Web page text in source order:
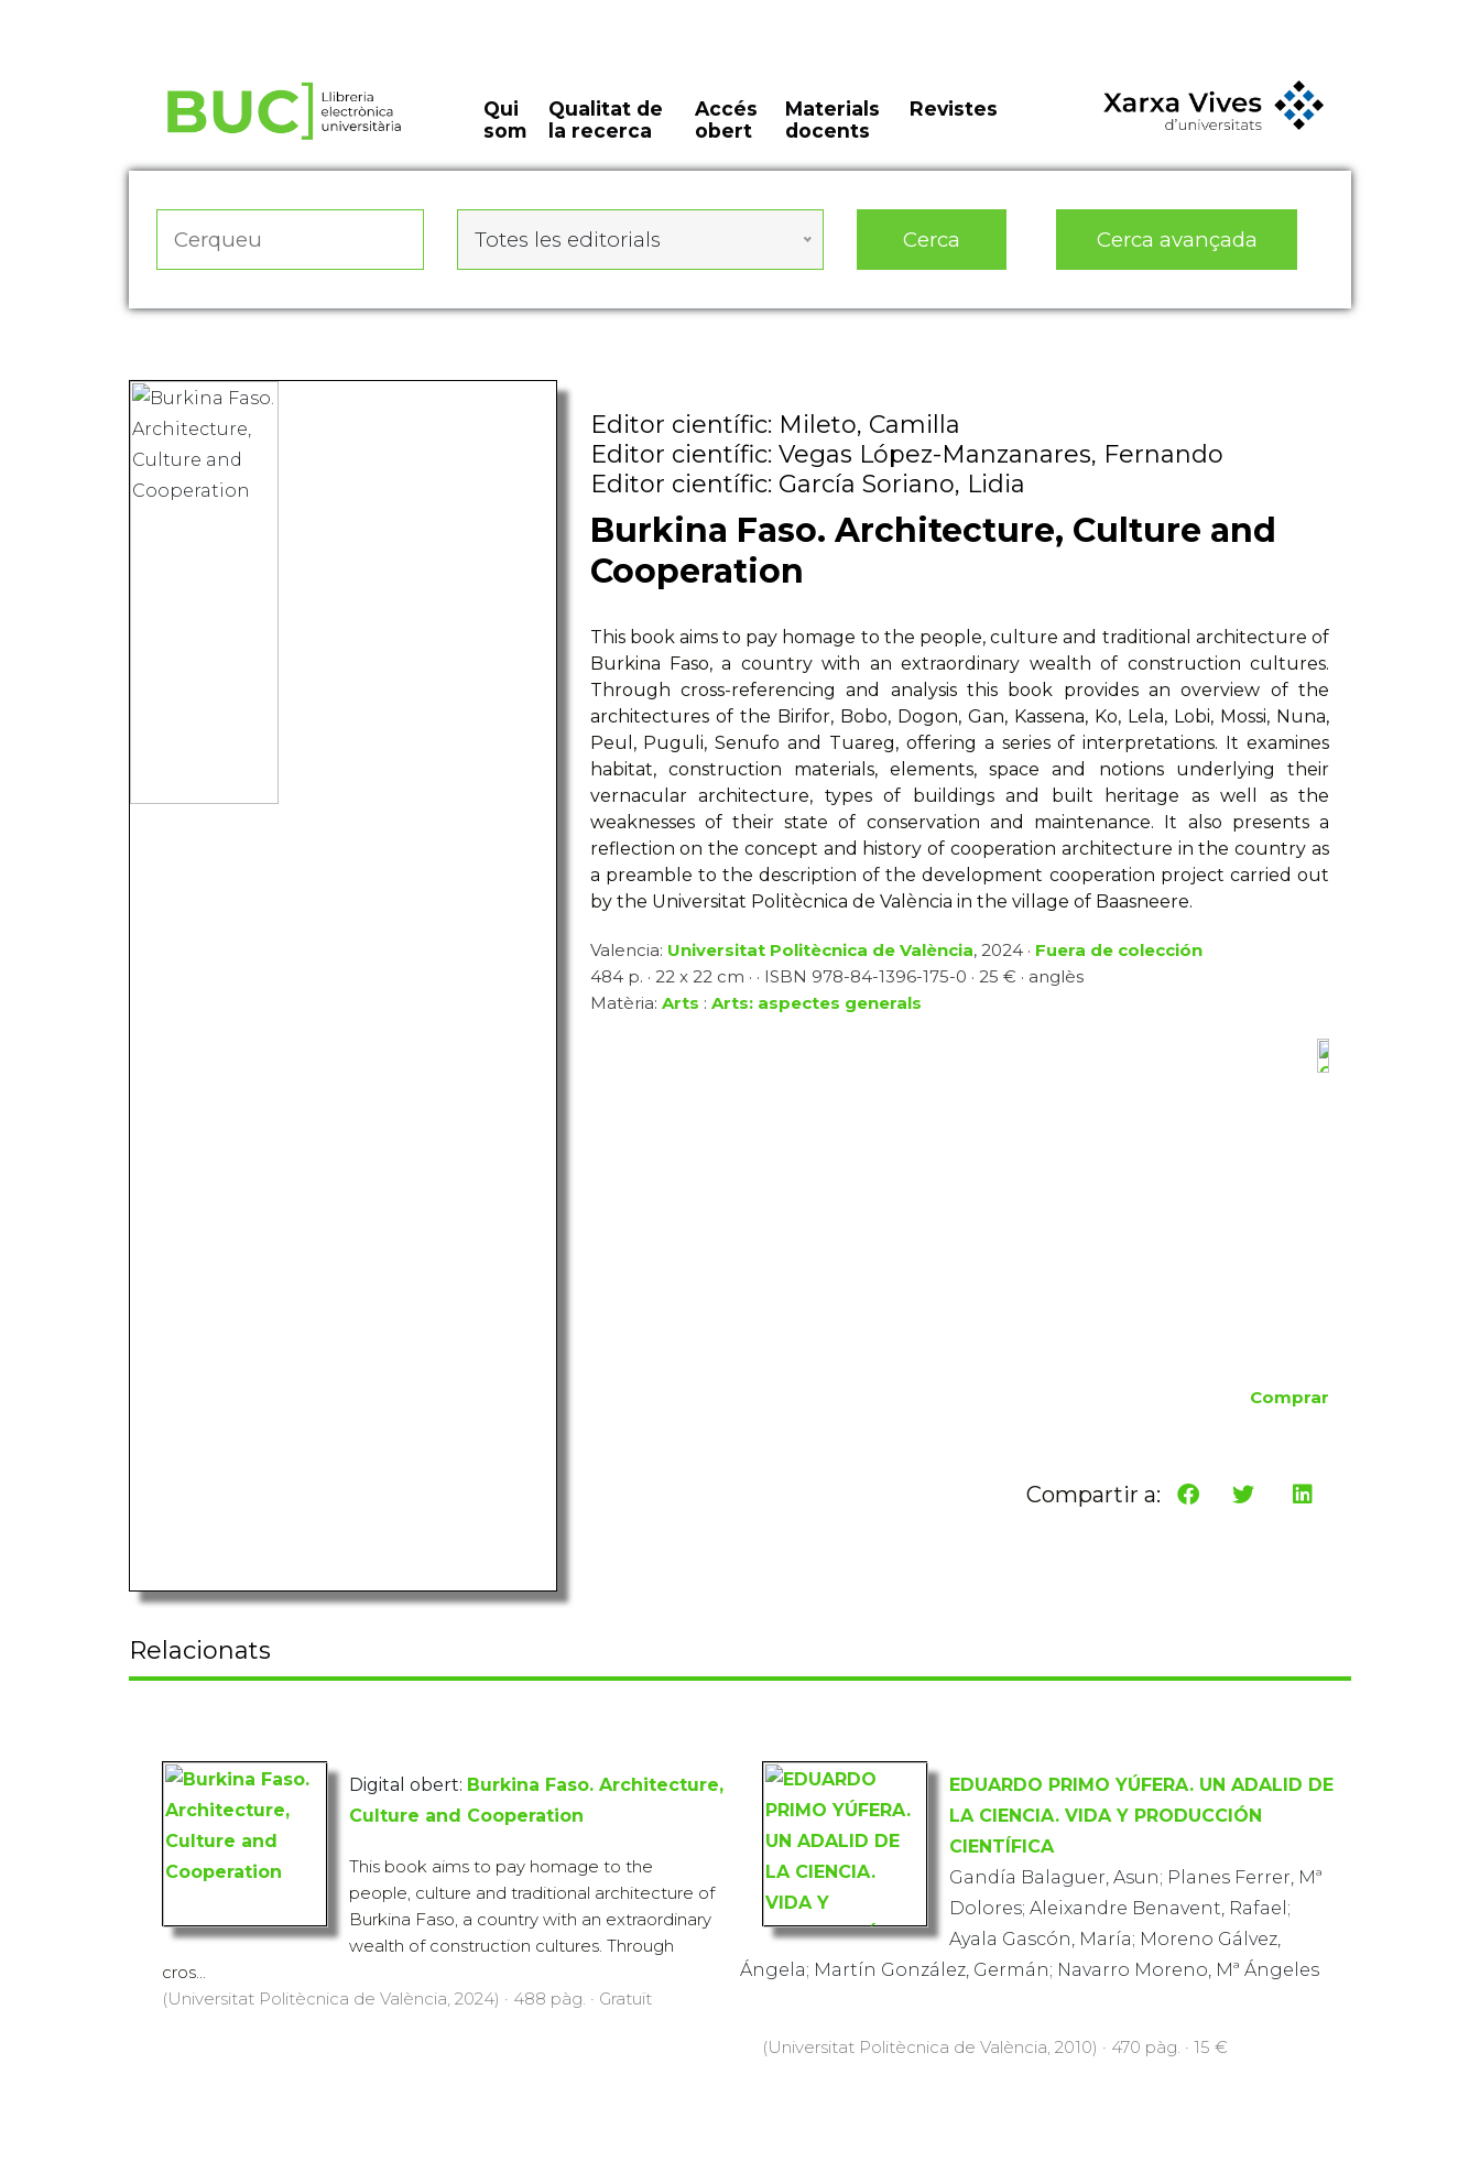
Qui
som
Qualitat de
la recerca
Accés
obert
Materials
docents
Revistes
Totes les editorials Cerca Cerca avançada
Editor científic: Mileto, Camilla
Editor científic: Vegas López-Manzanares, Fernando
Editor científic: García Soriano, Lidia
Burkina Faso. Architecture, Culture and
Cooperation
This book aims to pay homage to the people, culture and traditional architecture of
Burkina Faso, a country with an extraordinary wealth of construction cultures.
Through cross-referencing and analysis this book provides an overview of the
architectures of the Birifor, Bobo, Dogon, Gan, Kassena, Ko, Lela, Lobi, Mossi, Nuna,
Peul, Puguli, Senufo and Tuareg, offering a series of interpretations. It examines
habitat, construction materials, elements, space and notions underlying their
vernacular architecture, types of buildings and built heritage as well as the
weaknesses of their state of conservation and maintenance. It also presents a
reflection on the concept and history of cooperation architecture in the country as
a preamble to the description of the development cooperation project carried out
by the Universitat Politècnica de València in the village of Baasneere.
Valencia: Universitat Politècnica de València, 2024 · Fuera de colección
484 p. · 22 x 22 cm · · ISBN 978-84-1396-175-0 · 25 € · anglès
Matèria: Arts : Arts: aspectes generals
Comprar
Compartir a:
Relacionats
Digital obert: Burkina Faso. Architecture,
Culture and Cooperation
This book aims to pay homage to the
people, culture and traditional architecture of
Burkina Faso, a country with an extraordinary
wealth of construction cultures. Through
cros...
(Universitat Politècnica de València, 2024) · 488 pàg. · Gratuït
EDUARDO PRIMO YÚFERA. UN ADALID DE
LA CIENCIA. VIDA Y PRODUCCIÓN
CIENTÍFICA
Gandía Balaguer, Asun; Planes Ferrer, Mª
Dolores; Aleixandre Benavent, Rafael;
Ayala Gascón, María; Moreno Gálvez,
Ángela; Martín González, Germán; Navarro Moreno, Mª Ángeles
(Universitat Politècnica de València, 2010) · 470 pàg. · 15 €